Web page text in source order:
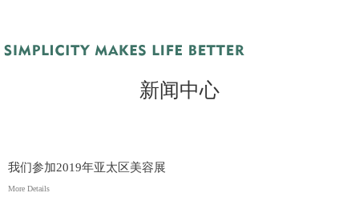
新闻中心
我们参加2019年亚太区美容展
More Details